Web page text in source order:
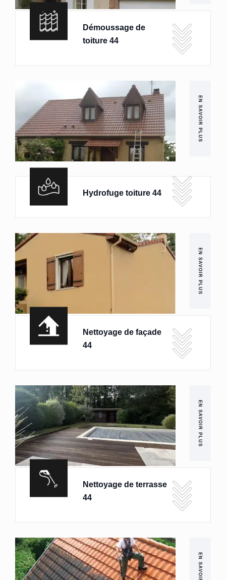
Démoussage de
toiture 44
EN SAVOIR PLUS
Hydrofuge toiture 44
EN SAVOIR PLUS
Nettoyage de façade
44
EN SAVOIR PLUS
Nettoyage de terrasse
44